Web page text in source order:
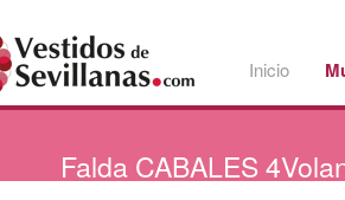
Inicio
Falda CABALES